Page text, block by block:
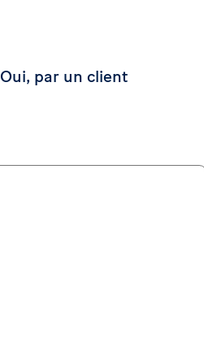
Oui, par un client